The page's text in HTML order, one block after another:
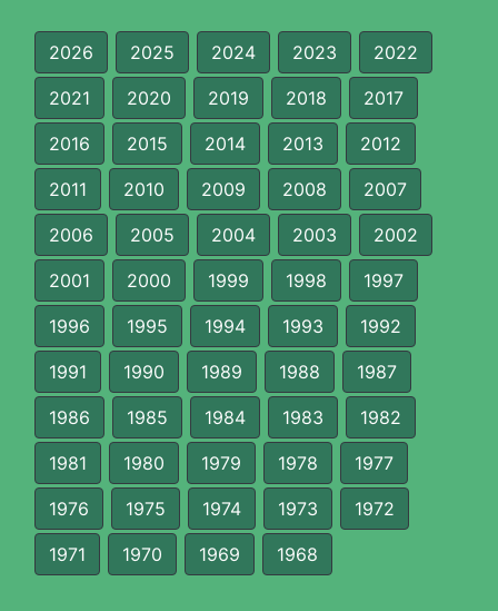
2026 2025 2024 2023 2022
2021 2020 2019 2018 2017
2016 2015 2014 2013 2012
2011 2010 2009 2008 2007
2006 2005 2004 2003 2002
2001 2000 1999 1998 1997
1996 1995 1994 1993 1992
1991 1990 1989 1988 1987
1986 1985 1984 1983 1982
1981 1980 1979 1978 1977
1976 1975 1974 1973 1972
1971 1970 1969 1968